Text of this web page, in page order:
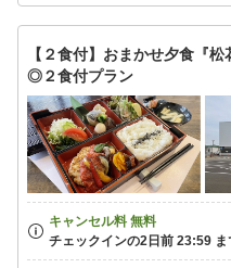
【２食付】おまかせ夕食『
◎２食付プラン